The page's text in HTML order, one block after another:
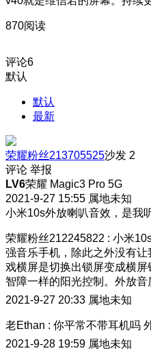
870阅读
评论6
默认
默认
最新
荣耀粉丝213705525沙发 2
评论 举报
LV6荣耀 Magic3 Pro 5G
2021-9-27 15:55 属地未知
小米10s外放喇叭音效，是我
荣耀粉丝212245822 : 小米
强音乐手机，除此之外没有
戏横屏是切换出锁屏变成横
智障一样的阳光控制。外放
2021-9-27 20:33 属地未知
老Ethan : 你平常不带耳机吗
2021-9-28 19:59 属地未知